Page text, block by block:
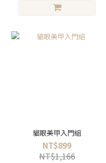
貓眼美甲入門組
NT$899
NT$1,166